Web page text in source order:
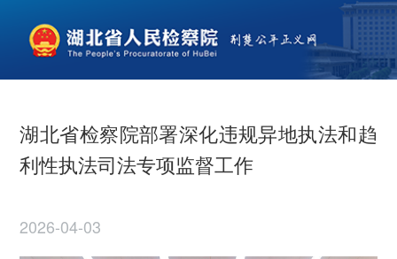
湖北省检察院部署深化违规异地执法和趋
利性执法司法专项监督工作
2026-04-03